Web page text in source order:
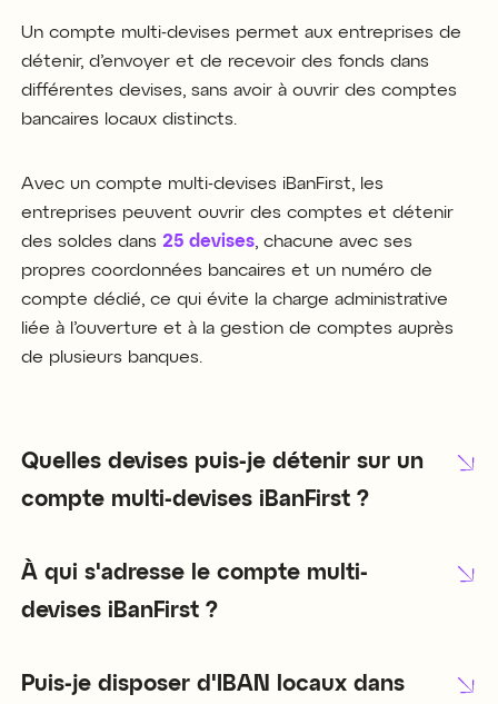
Un compte multi-devises permet aux entreprises de
détenir, d’envoyer et de recevoir des fonds dans
différentes devises, sans avoir à ouvrir des comptes
bancaires locaux distincts.
Avec un compte multi-devises iBanFirst, les
entreprises peuvent ouvrir des comptes et détenir
des soldes dans 25 devises , chacune avec ses
propres coordonnées bancaires et un numéro de
compte dédié, ce qui évite la charge administrative
liée à l’ouverture et à la gestion de comptes auprès
de plusieurs banques.
Quelles devises puis-je détenir sur un
compte multi-devises iBanFirst ?
À qui s'adresse le compte multi-
devises iBanFirst ?
Puis-je disposer d'IBAN locaux dans